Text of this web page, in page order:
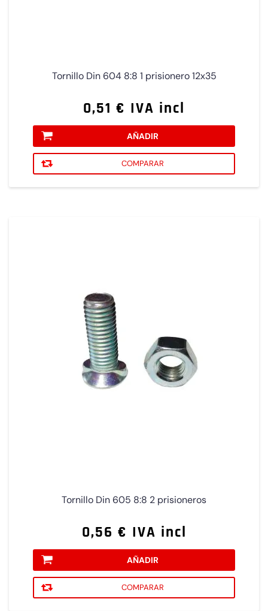
Tornillo Din 604 8:8 1 prisionero 12x35
0,51 € IVA incl
AÑADIR
COMPARAR
Tornillo Din 605 8:8 2 prisioneros
0,56 € IVA incl
AÑADIR
COMPARAR